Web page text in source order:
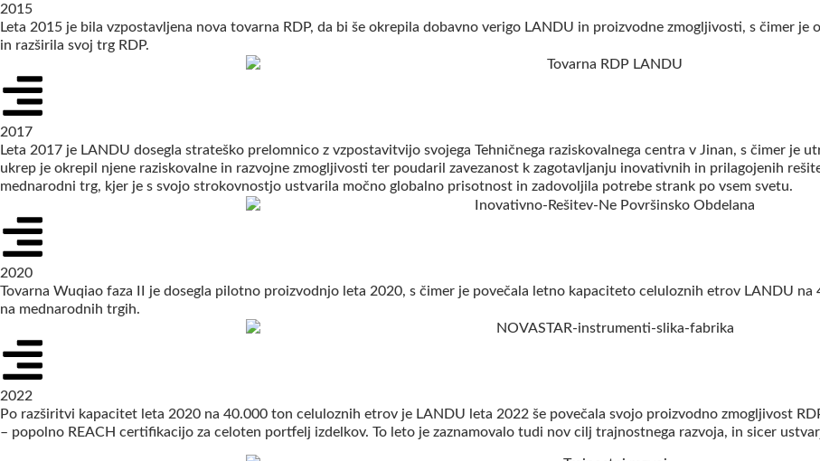
2015
Leta 2015 je bila vzpostavljena nova tovarna RDP, da bi še okrepila dobavno verigo LANDU in proizvodne zmogljivosti, s čimer
in razširila svoj trg RDP.
2017
Leta 2017 je LANDU dosegla strateško prelomnico z vzpostavitvijo svojega Tehničnega raziskovalnega centra v Jinan, s čimer je
ukrep je okrepil njene raziskovalne in razvojne zmogljivosti ter poudaril zavezanost k zagotavljanju inovativnih in prilagojenih
mednarodni trg, kjer je s svojo strokovnostjo ustvarila močno globalno prisotnost in zadovoljila potrebe strank po vsem svetu.
2020
Tovarna Wuqiao faza II je dosegla pilotno proizvodnjo leta 2020, s čimer je povečala letno kapaciteto celuloznih etrov LANDU
na mednarodnih trgih.
2022
Po razširitvi kapacitet leta 2020 na 40.000 ton celuloznih etrov je LANDU leta 2022 še povečala svojo proizvodno zmogljivost
– popolno REACH certifikacijo za celoten portfelj izdelkov. To leto je zaznamovalo tudi nov cilj trajnostnega razvoja, in sicer